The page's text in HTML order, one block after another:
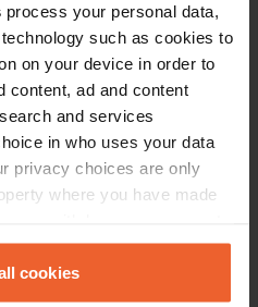
process your personal data,
such as cookies to
on your device in order to
content, ad and content
and services
in who uses your data
privacy choices are only
where you have made
or by clicking on
cookies
Valli 34A
Italie